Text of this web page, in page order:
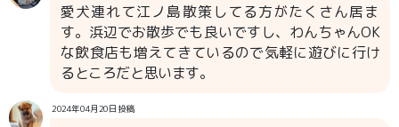
愛犬連れて江ノ島散策してる方がたくさん居ま
す。浜辺でお散歩でも良いですし、わんちゃんOK
な飲食店も増えてきているので気軽に遊びに行け
るところだと思います。
2024年04月20日投稿